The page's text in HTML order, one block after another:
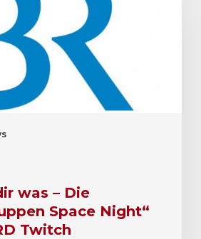
was – Die
Space Night“
Twitch